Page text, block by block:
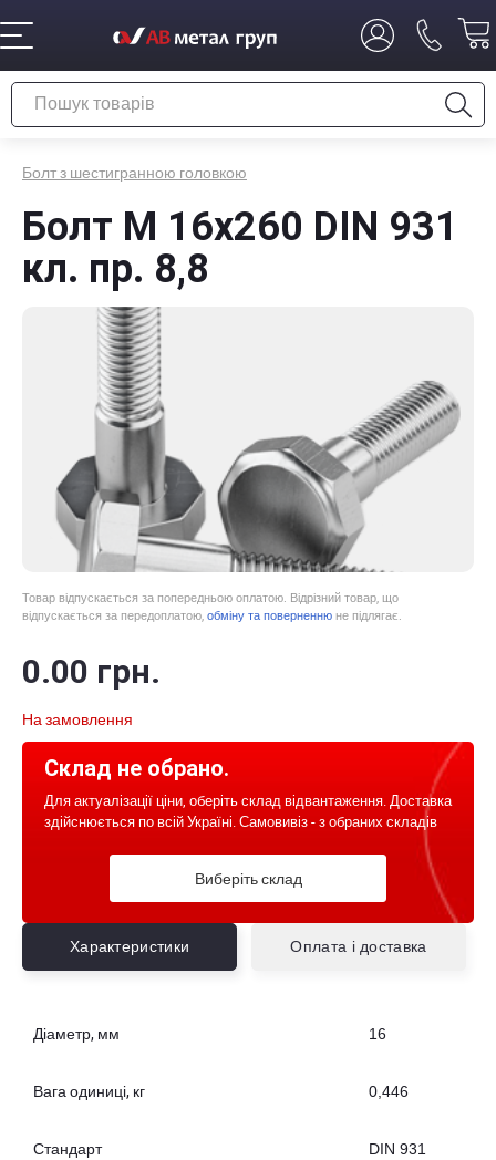
Болт з шестигранною головкою
Болт М 16x260 DIN 931
кл. пр. 8,8
Товар відпускається за попередньою оплатою. Відрізний товар, що
відпускається за передоплатою, обміну та поверненню не підлягає.
0.00 грн.
На замовлення
Склад не обрано.
Для актуалізації ціни, оберіть склад відвантаження. Доставка
здійснюється по всій Україні. Самовивіз - з обраних складів
Виберіть склад
Характеристики Оплата і доставка
Діаметр, мм 16
Вага одиниці, кг 0,446
Стандарт DIN 931